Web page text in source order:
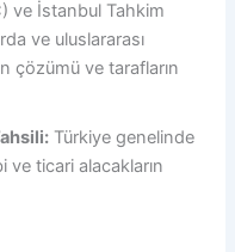
ve İstanbul Tahkim
ve uluslararası
çözümü ve tarafların
Türkiye genelinde
ve ticari alacakların